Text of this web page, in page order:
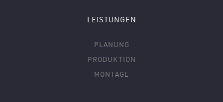
LEISTUNGEN
PLANUNG
PRODUKTION
MONTAGE